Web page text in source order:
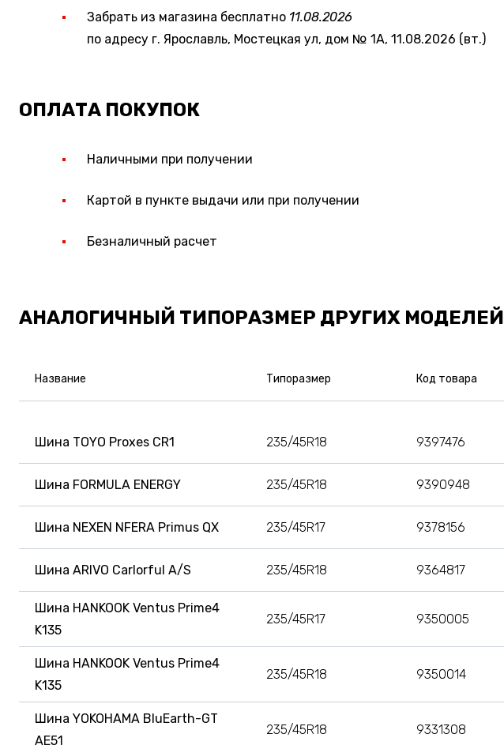
Забрать из магазина бесплатно 11.08.2026
по адресу г. Ярославль, Мостецкая ул, дом № 1А, 11.08.2026 (вт.)
ОПЛАТА ПОКУПОК
Наличными при получении
Картой в пункте выдачи или при получении
Безналичный расчет
АНАЛОГИЧНЫЙ ТИПОРАЗМЕР ДРУГИХ МОДЕЛЕЙ
Название Типоразмер Код товара
Шина TOYO Proxes CR1 235/45R18 9397476
Шина FORMULA ENERGY 235/45R18 9390948
Шина NEXEN NFERA Primus QX 235/45R17 9378156
Шина ARIVO Carlorful A/S 235/45R18 9364817
Шина HANKOOK Ventus Prime4
K135
235/45R17 9350005
Шина HANKOOK Ventus Prime4
K135
235/45R18 9350014
Шина YOKOHAMA BluEarth-GT
AE51
235/45R18 9331308